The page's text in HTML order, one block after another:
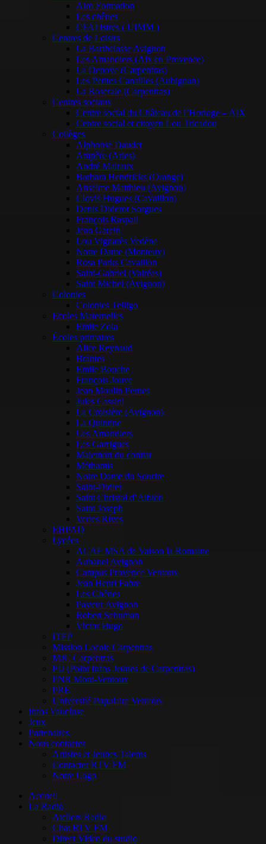
Airo Formation
Les chênes
CFAI Istres ( UIMM )
Centres de Loisirs
La Barthelasse Avignon
Les Amandiers (Aix en Provence)
La Denove (Carpentras)
Les Petites Canailles (Aubignan)
La Roseraie (Carpentras)
Centres sociaux
Centre social du Château de l’Horloge – AIX
Centre social et citoyen Lou Tricadou
Collèges
Alphonse Daudet
Ampère (Arles)
André Malraux
Barbara Hendricks (Orange)
Anselme Matthieu (Avignon)
Clovis Hugues (Cavaillon)
Denis Diderot Sorgues
François Raspail
Jean Garcin
Lou Vignarès Vedène
Notre Dame (Monteux)
Rosa Parks Cavaillon
Saint-Gabriel (Valréas)
Saint Michel (Avignon)
Colonies
Colonies Telligo
Ecoles Maternelles
Emile Zola
Écoles primaires
Alice Reynaud
Brantes
Emile Bouche
François Jouve
Jean Moulin Pernes
Jules Cassini
La Croisière (Avignon)
La Quintine
Les Amandiers
Les Garrigues
Malemort du comtat
Méthamis
Notre Dame du Sourire
Saint-Didier
Saint Christol d’Albion
Saint Joseph
Vertes Rives
EHPAD
Lycées
ACAF MSA de Vaison la Romaine
Aubanel Avignon
Campus Provence Ventoux
Jean Henri Fabre
Les Chênes
Pasteur Avignon
Robert Schuman
Victor Hugo
ITEP
Mission Locale Carpentras
MJC Carpentras
PIJ (Point Infos Jeunes de Carpentras)
PNR Mont-Ventoux
PRE
Université Populaire Ventoux
Infos Vaucluse
Jeux
Partenaires
Nous contacter
Artistes et Jeunes Talents
Contacter RTV FM
Notre Logo
Accueil
La Radio
Ateliers Radio
Chat RTV FM
Direct Video du studio